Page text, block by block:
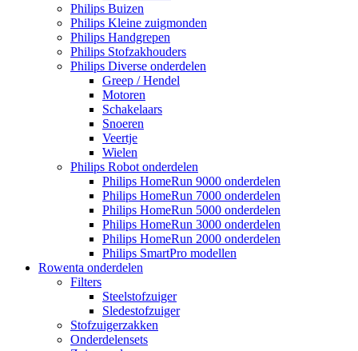
Philips Buizen
Philips Kleine zuigmonden
Philips Handgrepen
Philips Stofzakhouders
Philips Diverse onderdelen
Greep / Hendel
Motoren
Schakelaars
Snoeren
Veertje
Wielen
Philips Robot onderdelen
Philips HomeRun 9000 onderdelen
Philips HomeRun 7000 onderdelen
Philips HomeRun 5000 onderdelen
Philips HomeRun 3000 onderdelen
Philips HomeRun 2000 onderdelen
Philips SmartPro modellen
Rowenta onderdelen
Filters
Steelstofzuiger
Sledestofzuiger
Stofzuigerzakken
Onderdelensets